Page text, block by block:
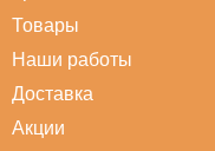
Товары
Наши работы
Доставка
Акции